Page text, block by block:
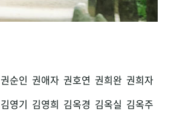
권순인 권애자 권호연 권희완 권희자
김영기 김영희 김옥경 김옥실 김옥주